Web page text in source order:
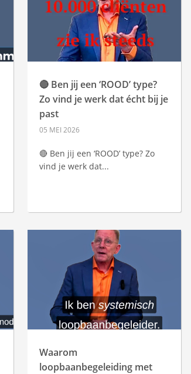
🔴 Ben jij een ‘ROOD’ type?
Zo vind je werk dat écht bij je
past
05 MEI 2026
🔴 Ben jij een ‘ROOD’ type? Zo
vind je werk dat...
Waarom
loopbaanbegeleiding met